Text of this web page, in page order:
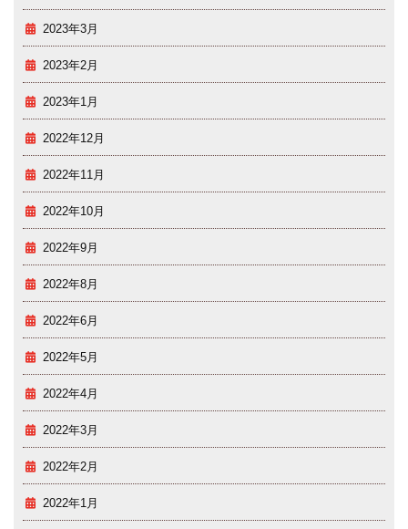
2023年3月
2023年2月
2023年1月
2022年12月
2022年11月
2022年10月
2022年9月
2022年8月
2022年6月
2022年5月
2022年4月
2022年3月
2022年2月
2022年1月